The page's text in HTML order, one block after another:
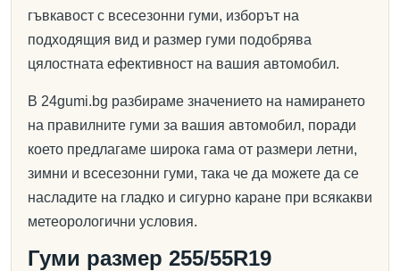
гъвкавост с всесезонни гуми, изборът на
подходящия вид и размер гуми подобрява
цялостната ефективност на вашия автомобил.
В 24gumi.bg разбираме значението на намирането
на правилните гуми за вашия автомобил, поради
което предлагаме широка гама от размери летни,
зимни и всесезонни гуми, така че да можете да се
насладите на гладко и сигурно каране при всякакви
метеорологични условия.
Гуми размер 255/55R19